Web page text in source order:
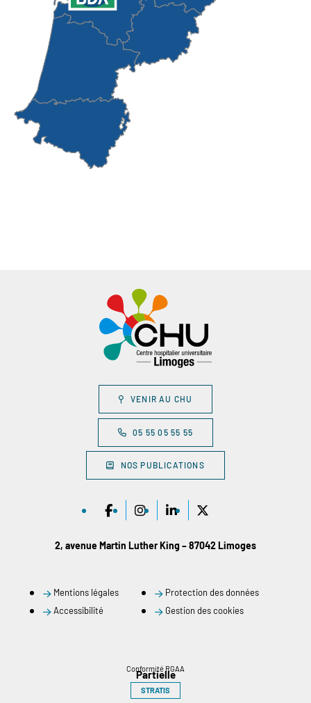
VENIR AU CHU
05 55 05 55 55
NOS PUBLICATIONS
2, avenue Martin Luther King – 87042 Limoges
Mentions légales
Protection des données
Accessibilité
Gestion des cookies
Conformité RGAA
Partielle
STRATIS